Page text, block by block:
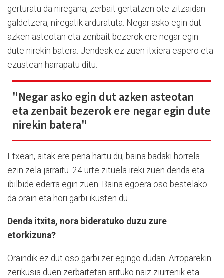
gerturatu da niregana, zerbait gertatzen ote zitzaidan
galdetzera, niregatik arduratuta. Negar asko egin dut
azken asteotan eta zenbait bezerok ere negar egin
dute nirekin batera. Jendeak ez zuen itxiera espero eta
ezustean harrapatu ditu.
"Negar asko egin dut azken asteotan
eta zenbait bezerok ere negar egin dute
nirekin batera"
Etxean, aitak ere pena hartu du, baina badaki horrela
ezin zela jarraitu. 24 urte zituela ireki zuen denda eta
ibilbide ederra egin zuen. Baina egoera oso bestelako
da orain eta hori garbi ikusten du.
Denda itxita, nora bideratuko duzu zure
etorkizuna?
Oraindik ez dut oso garbi zer egingo dudan. Arroparekin
zerikusia duen zerbaitetan arituko naiz ziurrenik eta